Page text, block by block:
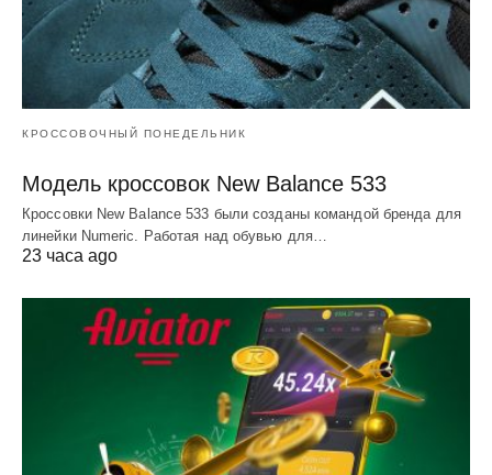
КРОССОВОЧНЫЙ ПОНЕДЕЛЬНИК
Модель кроссовок New Balance 533
Кроссовки New Balance 533 были созданы командой бренда для
линейки Numeric. Работая над обувью для…
23 часа ago